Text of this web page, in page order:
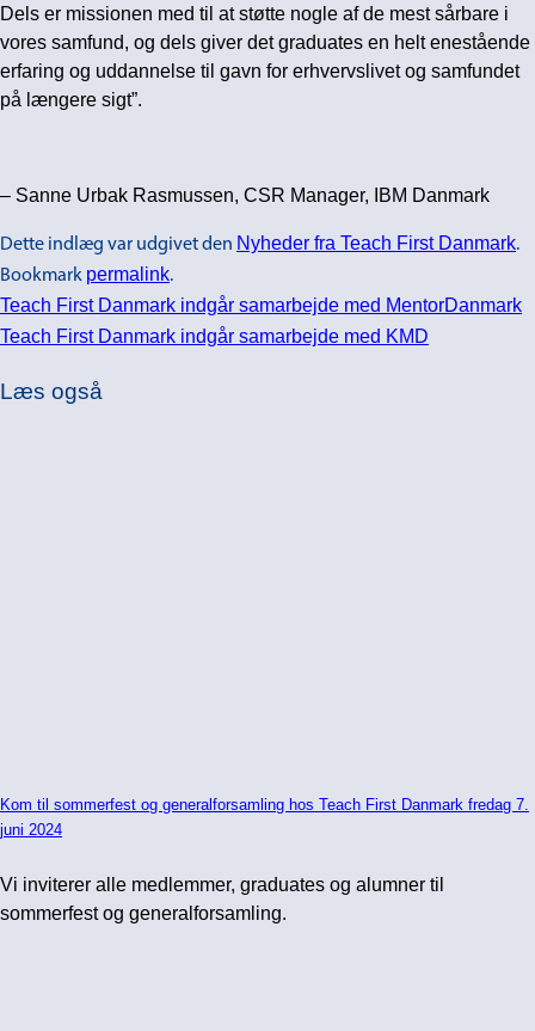
Dels er missionen med til at støtte nogle af de mest sårbare i
vores samfund, og dels giver det graduates en helt enestående
erfaring og uddannelse til gavn for erhvervslivet og samfundet
på længere sigt”.
– Sanne Urbak Rasmussen, CSR Manager, IBM Danmark
Dette indlæg var udgivet den Nyheder fra Teach First Danmark.
Bookmark permalink.
Teach First Danmark indgår samarbejde med MentorDanmark
Teach First Danmark indgår samarbejde med KMD
Læs også
Kom til sommerfest og generalforsamling hos Teach First Danmark fredag 7.
juni 2024
Vi inviterer alle medlemmer, graduates og alumner til
sommerfest og generalforsamling.